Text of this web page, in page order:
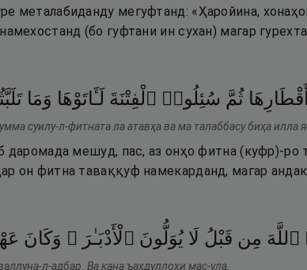
металабиданду мегуфтанд: «Ҳаройина,
(бо гуфтани ин сухан) магар
أَقْطَارِهَا ثُمَّ سُئِلُوا۟ ٱلْفِتْنَةَ لَـَٔاتَوْهَا وَمَا
суилу-л-фитната ла атавҳа ва ма талаббасу биҳа илла
даромада мешуд, пас, аз онҳо фитна (куфр)-ро
он фитна таваққуф намекарданд, магар
ٱللَّهَ مِن قَبْلُ لَا يُوَلُّونَ ٱلْأَدْبَـٰرَ ۚ وَكَانَ
л-адбар. Ва кана ъаҳдуллоҳи мас-ула.